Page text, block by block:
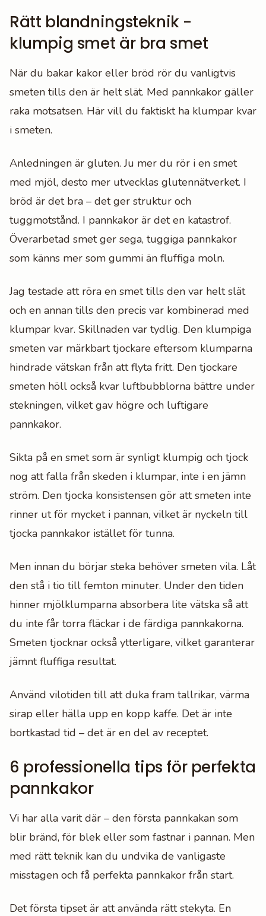
Rätt blandningsteknik -
klumpig smet är bra smet
När du bakar kakor eller bröd rör du vanligtvis
smeten tills den är helt slät. Med pannkakor gäller
raka motsatsen. Här vill du faktiskt ha klumpar kvar
i smeten.
Anledningen är gluten. Ju mer du rör i en smet
med mjöl, desto mer utvecklas glutennätverket. I
bröd är det bra – det ger struktur och
tuggmotstånd. I pannkakor är det en katastrof.
Överarbetad smet ger sega, tuggiga pannkakor
som känns mer som gummi än fluffiga moln.
Jag testade att röra en smet tills den var helt slät
och en annan tills den precis var kombinerad med
klumpar kvar. Skillnaden var tydlig. Den klumpiga
smeten var märkbart tjockare eftersom klumparna
hindrade vätskan från att flyta fritt. Den tjockare
smeten höll också kvar luftbubblorna bättre under
stekningen, vilket gav högre och luftigare
pannkakor.
Sikta på en smet som är synligt klumpig och tjock
nog att falla från skeden i klumpar, inte i en jämn
ström. Den tjocka konsistensen gör att smeten inte
rinner ut för mycket i pannan, vilket är nyckeln till
tjocka pannkakor istället för tunna.
Men innan du börjar steka behöver smeten vila. Låt
den stå i tio till femton minuter. Under den tiden
hinner mjölklumparna absorbera lite vätska så att
du inte får torra fläckar i de färdiga pannkakorna.
Smeten tjocknar också ytterligare, vilket garanterar
jämnt fluffiga resultat.
Använd vilotiden till att duka fram tallrikar, värma
sirap eller hälla upp en kopp kaffe. Det är inte
bortkastad tid – det är en del av receptet.
6 professionella tips för perfekta
pannkakor
Vi har alla varit där – den första pannkakan som
blir bränd, för blek eller som fastnar i pannan. Men
med rätt teknik kan du undvika de vanligaste
misstagen och få perfekta pannkakor från start.
Det första tipset är att använda rätt stekyta. En